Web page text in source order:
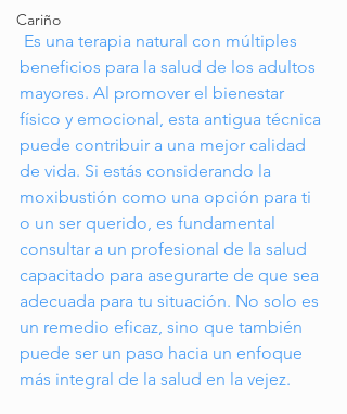
Cariño
Es una terapia natural con múltiples
beneficios para la salud de los adultos
mayores. Al promover el bienestar
físico y emocional, esta antigua técnica
puede contribuir a una mejor calidad
de vida. Si estás considerando la
moxibustión como una opción para ti
o un ser querido, es fundamental
consultar a un profesional de la salud
capacitado para asegurarte de que sea
adecuada para tu situación. No solo es
un remedio eficaz, sino que también
puede ser un paso hacia un enfoque
más integral de la salud en la vejez.